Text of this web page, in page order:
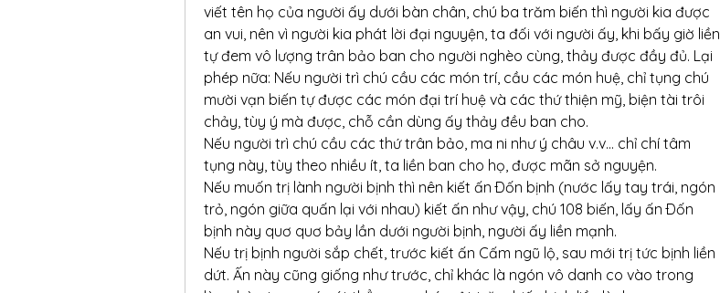
viết tên họ của người ấy dưới bàn chân, chú ba trăm biến thì người kia được
an vui, nên vì người kia phát lời đại nguyện, ta đối với người ấy, khi bấy giờ liền
tự đem vô lượng trân bảo ban cho người nghèo cùng, thảy được đầy đủ. Lại
phép nữa: Nếu người trì chú cầu các món trí, cầu các món huệ, chỉ tụng chú
mười vạn biến tự được các món đại trí huệ và các thứ thiện mỹ, biện tài trôi
chảy, tùy ý mà được, chỗ cần dùng ấy thảy đều ban cho.
Nếu người trì chú cầu các thứ trân bảo, ma ni như ý châu v.v… chỉ chí tâm
tụng này, tùy theo nhiều ít, ta liền ban cho họ, được mãn sở nguyện.
Nếu muốn trị lành người bịnh thì nên kiết ấn Ðốn bịnh (nước lấy tay trái, ngón
trỏ, ngón giữa quấn lại với nhau) kiết ấn như vậy, chú 108 biến, lấy ấn Ðốn
bịnh này quơ quơ bảy lần dưới người bịnh, người ấy liền mạnh.
Nếu trị bịnh người sắp chết, trước kiết ấn Cấm ngũ lộ, sau mới trị tức bịnh liền
dứt. Ấn này cũng giống như trước, chỉ khác là ngón vô danh co vào trong